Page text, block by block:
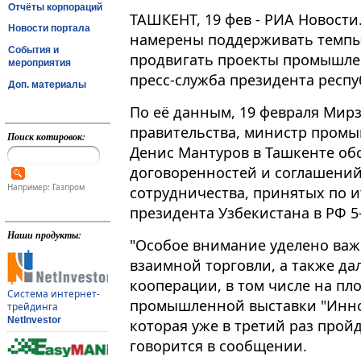
Отчёты корпораций
Новости портала
События и
мероприятия
Доп. материалы
Поиск котировок:
Например: Газпром
Наши продукты:
Система интернет-
трейдинга
NetInvestor
ТАШКЕНТ, 19 фев - РИА
намерены поддерживать
продвигать проекты
пресс-служба президента
По её данным, 19 февраля
правительства, министр
Денис Мантуров в Ташкенте
договоренностей и
сотрудничества, принятых по
президента Узбекистана в РФ
"Особое внимание уделено
взаимной торговли, а также
кооперации, в том числе на
промышленной выставки
которая уже в третий раз
говорится в сообщении.